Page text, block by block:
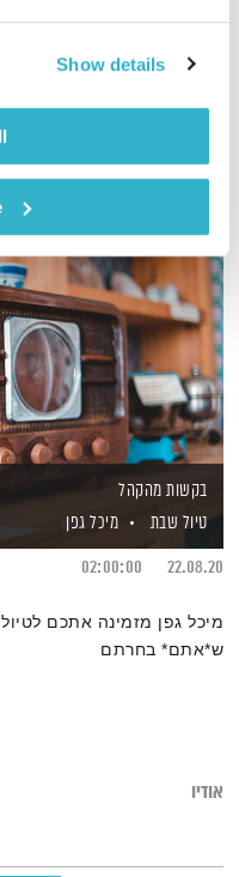
Show details
ה-46 של ארה"ב. ירקות
בסיכון.
אודיו
בקשות מהקהל
טיול שבת
מיכל גפן
22.08.20
02:00:00
מיכל גפן מזמינה אתכם
ש*אתם* בחרתם
אודיו